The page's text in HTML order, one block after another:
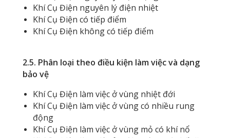
Khí Cụ Điện nguyên lý điện nhiệt
Khí Cụ Điện có tiếp điểm
Khí Cụ Điện không có tiếp điểm
2.5. Phân loại theo điều kiện làm việc và dạng
bảo vệ
Khí Cụ Điện làm việc ở vùng nhiệt đới
Khí Cụ Điện làm việc ở vùng có nhiều rung
động
Khí Cụ Điện làm việc ở vùng mỏ có khí nổ